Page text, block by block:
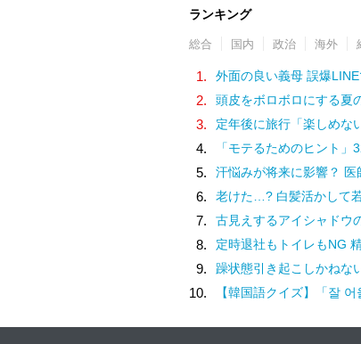
ランキング
総合 国内 政治 海外
1. 外面の良い義母 誤爆
2. 頭皮をボロボロにする夏
3. 定年後に旅行「楽しめな
4. 「モテるためのヒント」
5. 汗悩みが将来に影響？ 医
6. 老けた…? 白髪活かして
7. 古見えするアイシャドウ
8. 定時退社もトイレもNG
9. 躁状態引き起こしかねな
10. 【韓国語クイズ】「잘 어울려요（チャル オウルリ